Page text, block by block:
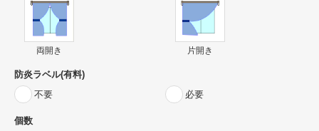
両開き 片開き
防炎ラベル(有料)
不要
必要
個数